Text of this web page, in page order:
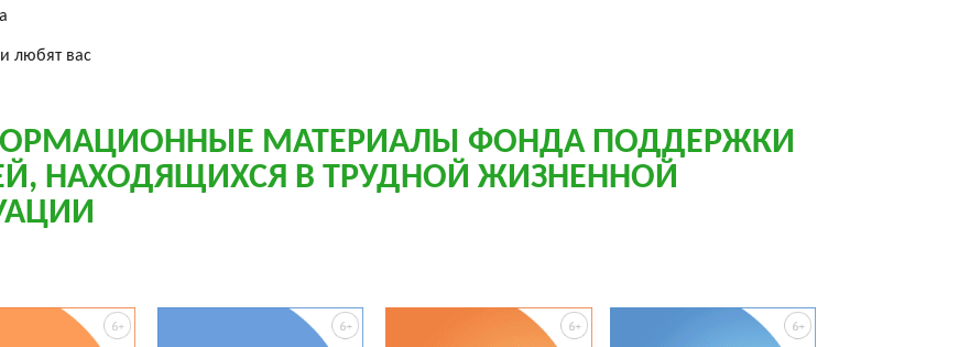
любят вас
МАТЕРИАЛЫ ФОНДА ПОДДЕРЖКИ
НАХОДЯЩИХСЯ В ТРУДНОЙ ЖИЗНЕННОЙ